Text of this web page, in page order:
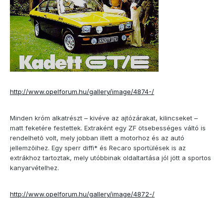
http://www.opelforum.hu/gallery/image/4874-/
Minden króm alkatrészt – kivéve az ajtózárakat, kilincseket –
matt feketére festettek. Extraként egy ZF ötsebességes váltó is
rendelhetõ volt, mely jobban illett a motorhoz és az autó
jellemzõihez. Egy sperr diffi* és Recaro sportülések is az
extrákhoz tartoztak, mely utóbbinak oldaltartása jól jött a sportos
kanyarvételhez.
http://www.opelforum.hu/gallery/image/4872-/